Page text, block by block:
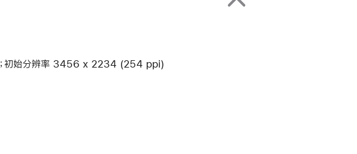
；初始分辨率 3456 x 2234 (254 ppi)